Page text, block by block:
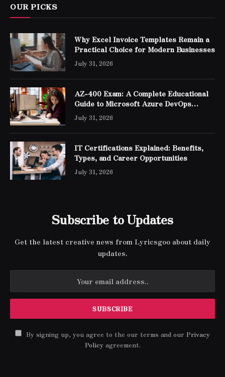
OUR PICKS
Why Excel Invoice Templates Remain a
Practical Choice for Modern Businesses
July 31, 2026
AZ-400 Exam: A Complete Educational
Guide to Microsoft Azure DevOps
Engineer Expert Certification
July 31, 2026
IT Certifications Explained: Benefits,
Types, and Career Opportunities
July 31, 2026
Subscribe to Updates
Get the latest creative news from Lyricsgoo about daily
updates.
By signing up, you agree to the our terms and our Privacy
Policyagreement.